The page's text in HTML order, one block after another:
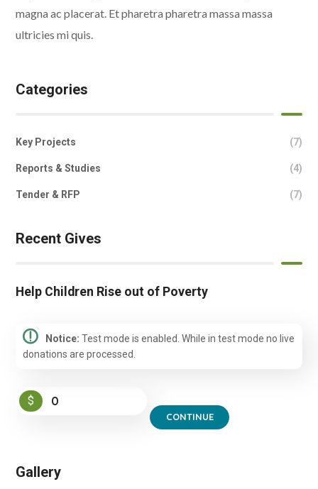
magna ac placerat. Et pharetra pharetra massa massa
ultricies mi quis.
Categories
Key Projects (7)
Reports & Studies (4)
Tender & RFP (7)
Recent Gives
Help Children Rise out of Poverty
Notice: Test mode is enabled. While in test mode no live
donations are processed.
$ 0
CONTINUE
Gallery